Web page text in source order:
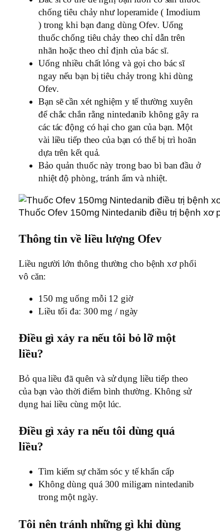
chống tiêu chảy như loperamide ( Imodium
) trong khi bạn đang dùng Ofev. Uống
thuốc chống tiêu chảy theo chỉ dẫn trên
nhãn hoặc theo chỉ định của bác sĩ.
Uống nhiều chất lỏng và gọi cho bác sĩ
ngay nếu bạn bị tiêu chảy trong khi dùng
Ofev.
Bạn sẽ cần xét nghiệm y tế thường xuyên
để chắc chắn rằng nintedanib không gây ra
các tác động có hại cho gan của bạn. Một
vài liều tiếp theo của bạn có thể bị trì hoãn
dựa trên kết quả.
Bảo quản thuốc này trong bao bì ban đầu ở
nhiệt độ phòng, tránh ẩm và nhiệt.
Thuốc Ofev 150mg Nintedanib điều trị bệnh xơ
Thông tin về liều lượng Ofev
Liều người lớn thông thường cho bệnh xơ phổi
vô căn:
150 mg uống mỗi 12 giờ
Liều tối đa: 300 mg / ngày
Điều gì xảy ra nếu tôi bỏ lỡ một
liều?
Bỏ qua liều đã quên và sử dụng liều tiếp theo
của bạn vào thời điểm bình thường. Không sử
dụng hai liều cùng một lúc.
Điều gì xảy ra nếu tôi dùng quá
liều?
Tìm kiếm sự chăm sóc y tế khẩn cấp
Không dùng quá 300 miligam nintedanib
trong một ngày.
Tôi nên tránh những gì khi dùng